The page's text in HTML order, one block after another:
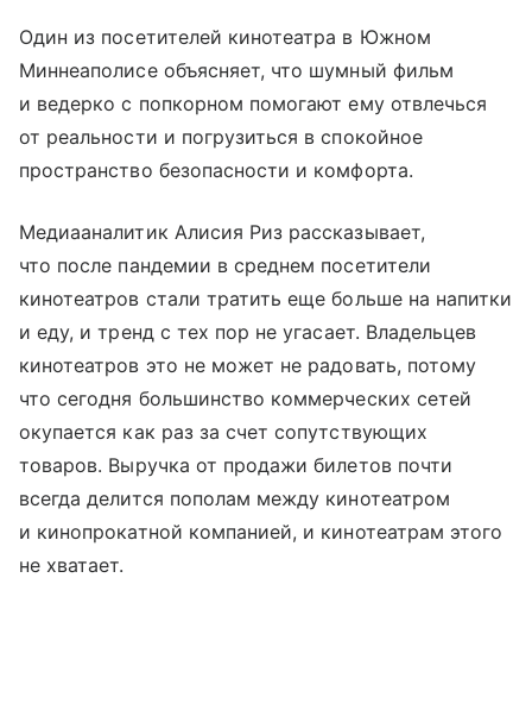
Один из посетителей кинотеатра в Южном
Миннеаполисе объясняет, что шумный фильм
и ведерко с попкорном помогают ему отвлечься
от реальности и погрузиться в спокойное
пространство безопасности и комфорта.
Медиааналитик Алисия Риз рассказывает,
что после пандемии в среднем посетители
кинотеатров стали тратить еще больше на напитки
и еду, и тренд с тех пор не угасает. Владельцев
кинотеатров это не может не радовать, потому
что сегодня большинство коммерческих сетей
окупается как раз за счет сопутствующих
товаров. Выручка от продажи билетов почти
всегда делится пополам между кинотеатром
и кинопрокатной компанией, и кинотеатрам этого
не хватает.